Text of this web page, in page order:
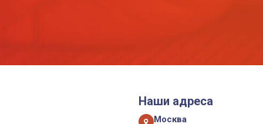
Наши адреса
Москва